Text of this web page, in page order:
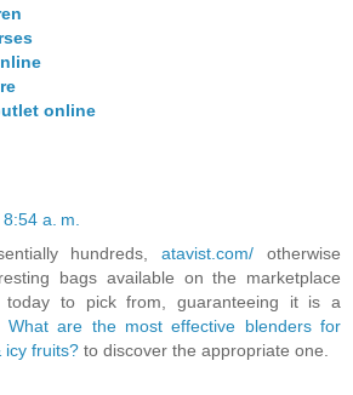
online
8:54 a. m.
hundreds,atavist.com/ otherwise
bags available on the marketplace
today to pick from, guaranteeing it is a
What are the most effective blenders for
icy fruits? to discover the appropriate one.